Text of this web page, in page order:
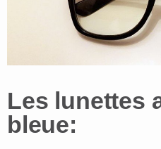
Les lunettes
bleue: